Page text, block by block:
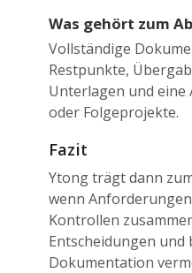
Was gehört zum
Vollständige
Restpunkte,
Unterlagen und
oder Folgeprojekte.
Fazit
Ytong trägt dann
wenn
Kontrollen
Entscheidungen und
Dokumentation